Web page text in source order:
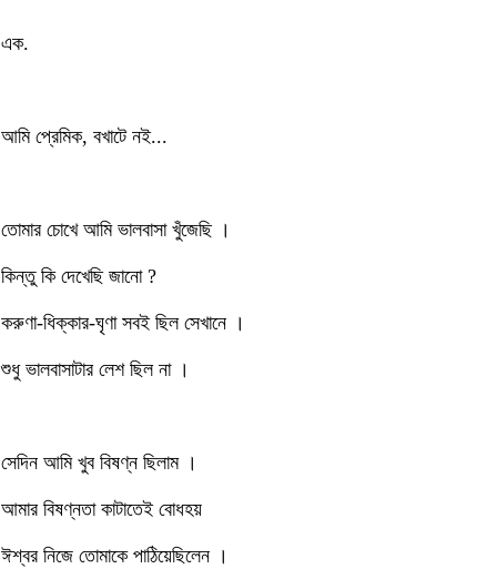
এক.
আমি প্রেমিক, বখাটে নই...
তোমার চোখে আমি ভালবাসা খুঁজেছি ।
কিন্তু কি দেখেছি জানো ?
করুণা-ধিক্কার-ঘৃণা সবই ছিল সেখানে ।
শুধু ভালবাসাটার লেশ ছিল না ।
সেদিন আমি খুব বিষণ্ন ছিলাম ।
আমার বিষণ্নতা কাটাতেই বোধহয়
ঈশ্বর নিজে তোমাকে পাঠিয়েছিলেন ।